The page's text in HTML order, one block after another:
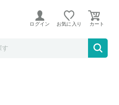
す。
ログイン お気に入り
のビア杯 鳳凰 ナチュラ